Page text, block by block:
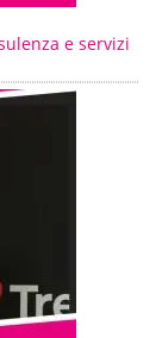
e servizi